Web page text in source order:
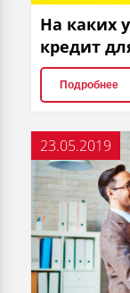
На каких
кредит
Подробнее
23.05.2019